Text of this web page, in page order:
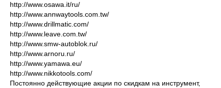
http://www.osawa.it/ru/
http://www.annwaytools.com.tw/
http://www.drillmatic.com/
http://www.leave.com.tw/
http://www.smw-autoblok.ru/
http://www.arnoru.ru/
http://www.yamawa.eu/
http://www.nikkotools.com/
Постоянно действующие акции по скидкам на инструмент,